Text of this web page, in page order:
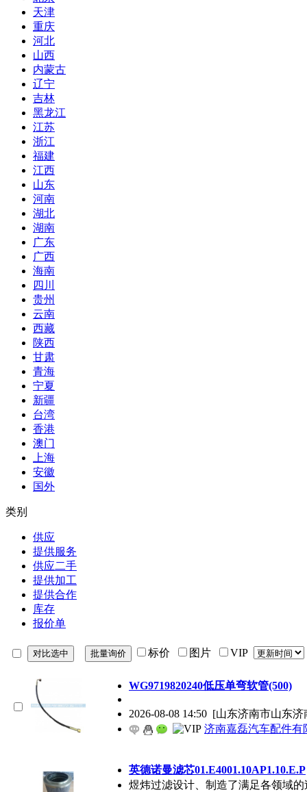
天津
重庆
河北
山西
内蒙古
辽宁
吉林
黑龙江
江苏
浙江
福建
江西
山东
河南
湖北
湖南
广东
广西
海南
四川
贵州
云南
西藏
陕西
甘肃
青海
宁夏
新疆
台湾
香港
澳门
上海
安徽
国外
类别
供应
提供服务
供应二手
提供加工
提供合作
库存
报价单
标价 图片 VIP
WG9719820240低压单弯软管(500)
2026-08-08 14:50 [山东济南市山东
济南嘉磊汽车配件有
英德诺曼滤芯01.E4001.10AP1.10.E.P
煜炜过滤设计、制造了满足各领域